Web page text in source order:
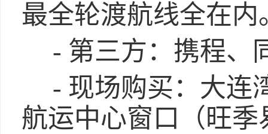
最全轮渡航线全在内
- 第三方：携程、
- 现场购买：大连
航运中心窗口（旺